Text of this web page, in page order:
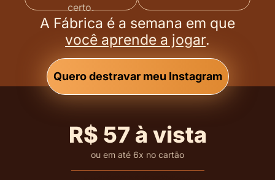
certo.
A Fábrica é a semana em que
você aprende a jogar.
Quero destravar meu Instagram
R$ 57 à vista
ou em até 6x no cartão